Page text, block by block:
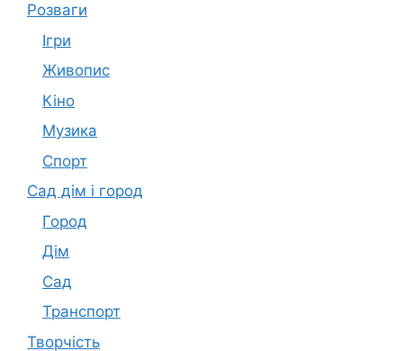
Розваги
Ігри
Живопис
Кіно
Музика
Спорт
Сад дім і город
Город
Дім
Сад
Транспорт
Творчість